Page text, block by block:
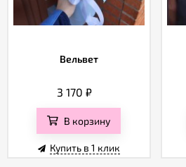
Вельвет
3 170₽
В корзину
Купить в 1 клик